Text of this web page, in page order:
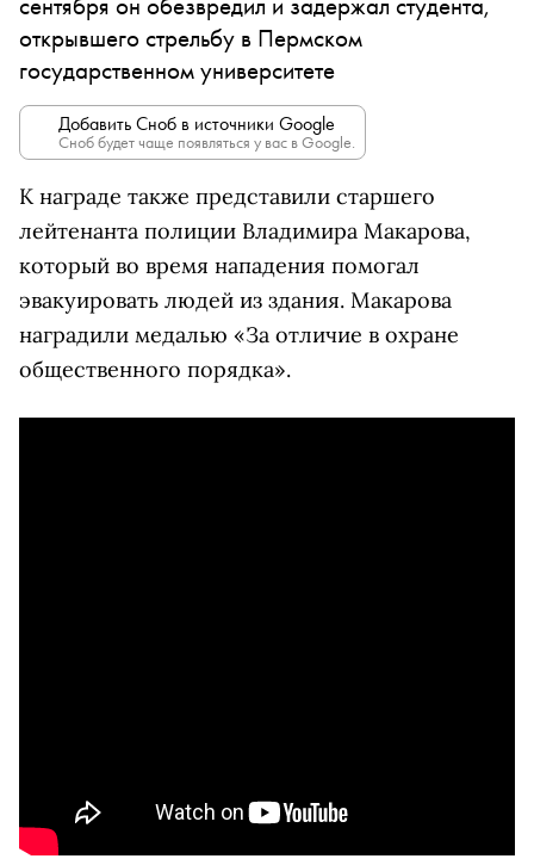
открывшего стрельбу в Пермском
государственном университете
Добавить Сноб в источники Google
Сноб будет чаще появляться у вас в Google.
К награде также представили старшего
лейтенанта полиции Владимира Макарова,
который во время нападения помогал
эвакуировать людей из здания. Макарова
наградили медалью «За отличие в охране
общественного порядка».